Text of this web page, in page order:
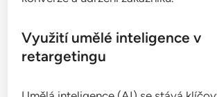
Ochrana soukromí uživatelů je